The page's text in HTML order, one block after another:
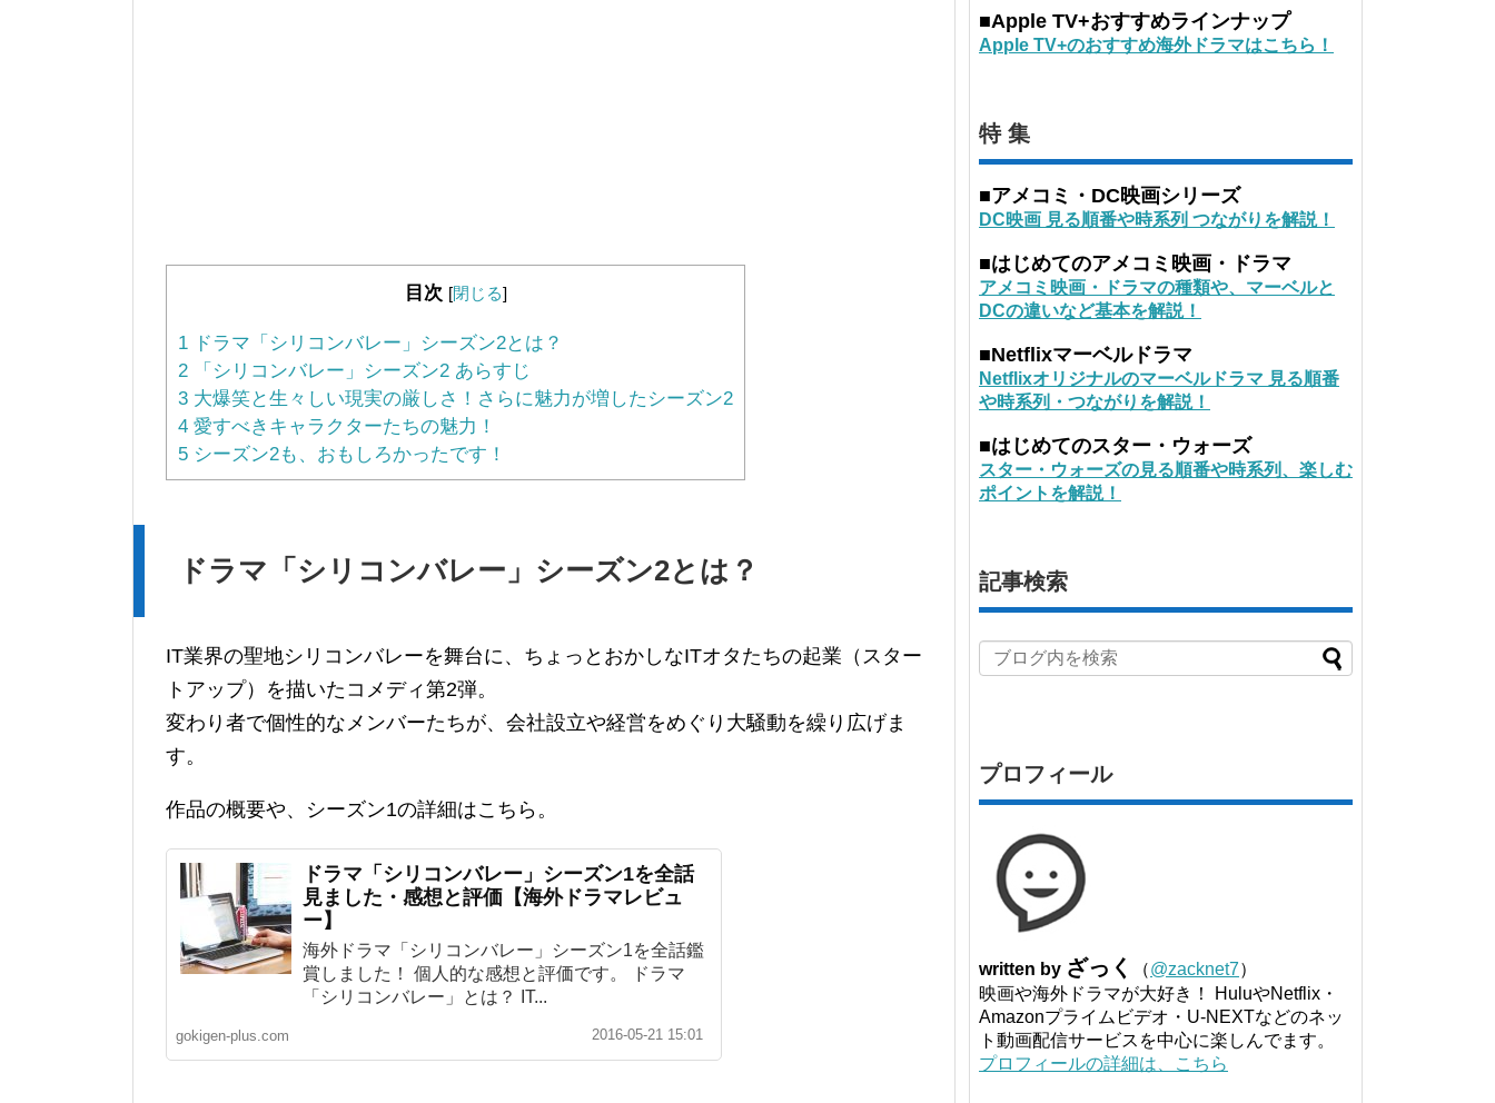
目次 [閉じる]
1 ドラマ「シリコンバレー」シーズン2とは？
2 「シリコンバレー」シーズン2 あらすじ
3 大爆笑と生々しい現実の厳しさ！さらに魅力が増したシーズン2
4 愛すべきキャラクターたちの魅力！
5 シーズン2も、おもしろかったです！
ドラマ「シリコンバレー」シーズン2とは？
IT業界の聖地シリコンバレーを舞台に、ちょっとおかしなITオタたちの起業（スター
トアップ）を描いたコメディ第2弾。
変わり者で個性的なメンバーたちが、会社設立や経営をめぐり大騒動を繰り広げま
す。
作品の概要や、シーズン1の詳細はこちら。
ドラマ「シリコンバレー」シーズン1を全話
見ました・感想と評価【海外ドラマレビュ
ー】
海外ドラマ「シリコンバレー」シーズン1を全話鑑
賞しました！ 個人的な感想と評価です。 ドラマ
「シリコンバレー」とは？ IT...
gokigen-plus.com 2016-05-21 15:01
■Apple TV+おすすめラインナップ
Apple TV+のおすすめ海外ドラマはこちら！
特 集
■アメコミ・DC映画シリーズ
DC映画 見る順番や時系列 つながりを解説！
■はじめてのアメコミ映画・ドラマ
アメコミ映画・ドラマの種類や、マーベルと
DCの違いなど基本を解説！
■Netflixマーベルドラマ
Netflixオリジナルのマーベルドラマ 見る順番
や時系列・つながりを解説！
■はじめてのスター・ウォーズ
スター・ウォーズの見る順番や時系列、楽しむ
ポイントを解説！
記事検索
プロフィール
written by ざっく （@zacknet7）
映画や海外ドラマが大好き！ HuluやNetflix・
Amazonプライムビデオ・U-NEXTなどのネッ
ト動画配信サービスを中心に楽しんでます。
プロフィールの詳細は、こちら